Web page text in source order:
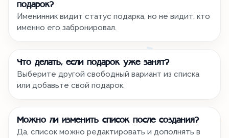
подарок?
Именинник видит статус подарка, но не видит, кто
именно его забронировал.
Что делать, если подарок уже занят?
Выберите другой свободный вариант из списка
или добавьте свой подарок.
Можно ли изменить список после создания?
Да, список можно редактировать и дополнять в